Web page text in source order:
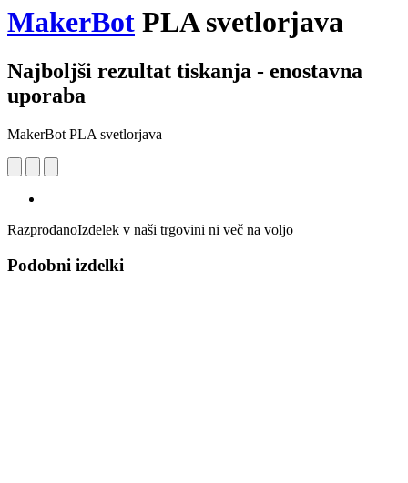
MakerBot PLA svetlorjava
Najboljši rezultat tiskanja - enostavna
uporaba
MakerBot PLA svetlorjava
RazprodanoIzdelek v naši trgovini ni več na voljo
Podobni izdelki